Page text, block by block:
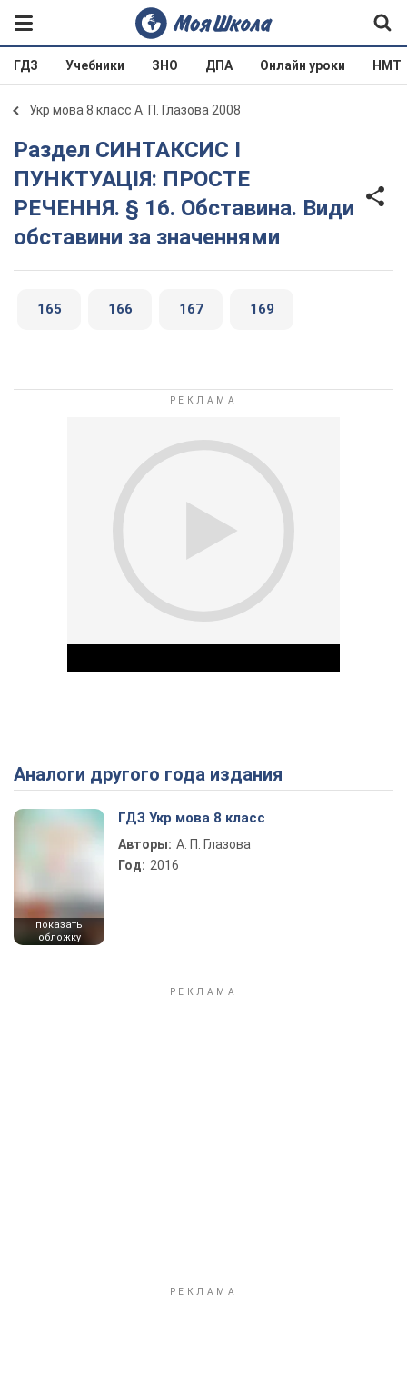
ГДЗ Учебники ЗНО ДПА Онлайн уроки НМТ
Укр мова 8 класс А. П. Глазова 2008
Раздел СИНТАКСИС І
ПУНКТУАЦІЯ: ПРОСТЕ
РЕЧЕННЯ. § 16. Обставина. Види
обставини за значеннями
165 166 167 169
Play Video
Аналоги другого года издания
показать
обложку
ГДЗ Укр мова 8 класс
Авторы: А. П. Глазова
Год: 2016